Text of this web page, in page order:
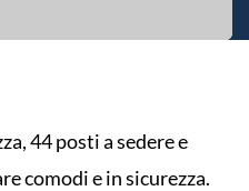
44 posti a sedere e
comodi e in sicurezza.